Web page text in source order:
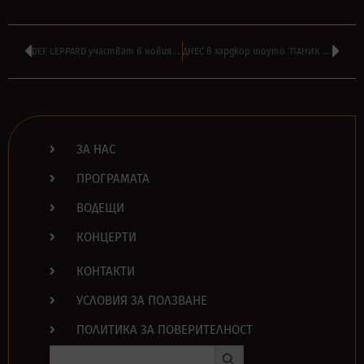
DEF LEPPARD участват в новия филм ‘The Bank of Dave’ на Netflix ДНЕС в хардкор шоуто ‘ПАНИК АТАК’ на АЛЕКСАНДЪР БОЯДЖИЕВ от 16:00
ЗА НАС
ПРОГРАМАТА
ВОДЕЩИ
КОНЦЕРТИ
КОНТАКТИ
УСЛОВИЯ ЗА ПОЛЗВАНЕ
ПОЛИТИКА ЗА ПОВЕРИТЕЛНОСТ
Search Button